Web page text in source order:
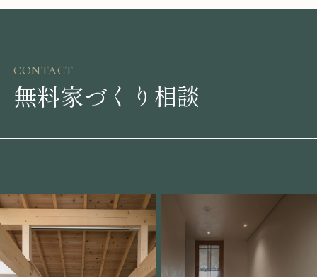
CONTACT
無料家づくり相談